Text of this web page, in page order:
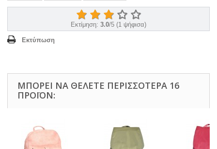
Εκτίμηση: 3.0/5 (1 ψήφισα)
Εκτύπωση
ΜΠΟΡΕΊ ΝΑ ΘΈΛΕΤΕ ΠΕΡΙΣΣΌΤΕΡΑ 16
ΠΡΟΪΌΝ: